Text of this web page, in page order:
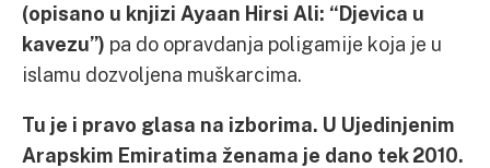
(opisano u knjizi Ayaan Hirsi Ali: “Djevica u
kavezu”) pa do opravdanja poligamije koja je u
islamu dozvoljena muškarcima.
Tu je i pravo glasa na izborima. U Ujedinjenim
Arapskim Emiratima ženama je dano tek 2010.